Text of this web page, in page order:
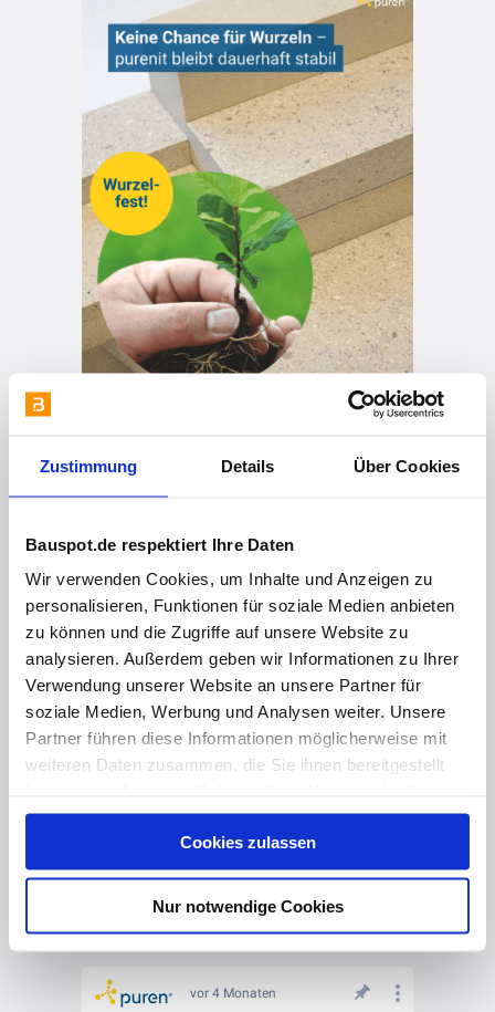
Zustimmung Details Über Cookies
Bauspot.de respektiert Ihre Daten
Wir verwenden Cookies, um Inhalte und Anzeigen zu
personalisieren, Funktionen für soziale Medien anbieten
zu können und die Zugriffe auf unsere Website zu
analysieren. Außerdem geben wir Informationen zu Ihrer
Verwendung unserer Website an unsere Partner für
soziale Medien, Werbung und Analysen weiter. Unsere
Partner führen diese Informationen möglicherweise mit
weiteren Daten zusammen, die Sie ihnen bereitgestellt
gesammelt haben. Hier finden Sie Informationen zum
und unserImpressum.
Cookies zulassen
Nur notwendige Cookies
vor 3 Monaten
vor 4 Monaten